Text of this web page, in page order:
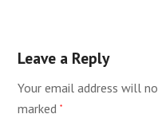
Leave a Reply
Your email address will
marked*